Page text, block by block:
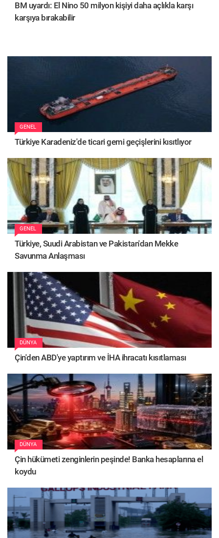
BM uyardı: El Nino 50 milyon kişiyi daha açlıkla karşı
karşıya bırakabilir
GENEL
Türkiye Karadeniz'de ticari gemi geçişlerini kısıtlıyor
GENEL
Türkiye, Suudi Arabistan ve Pakistan'dan Mekke
Savunma Anlaşması
DÜNYA
Çin'den ABD'ye yaptırım ve İHA ihracatı kısıtlaması
DÜNYA
Çin hükümeti zenginlerin peşinde! Banka hesaplarına el
koydu